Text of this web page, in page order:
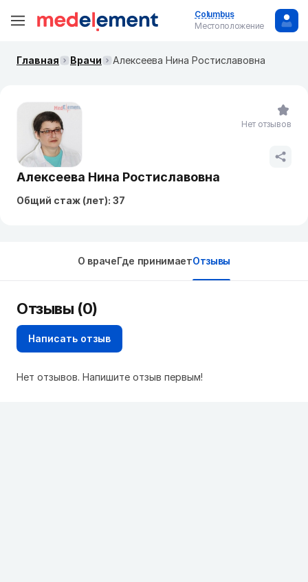
Columbus
Местоположение
Главная Врачи Алексеева Нина Ростиславовна
Алексеева Нина Ростиславовна
Общий стаж (лет): 37
Нет отзывов
О врачеГде принимаетОтзывы
Отзывы (0)
Написать отзыв
Нет отзывов. Напишите отзыв первым!